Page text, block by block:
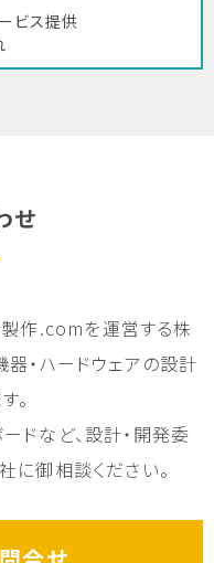
ビス提供
せ
作.comを運営する株
・ハードウェアの設計
。
ドなど、設計・開発委
に御相談ください。